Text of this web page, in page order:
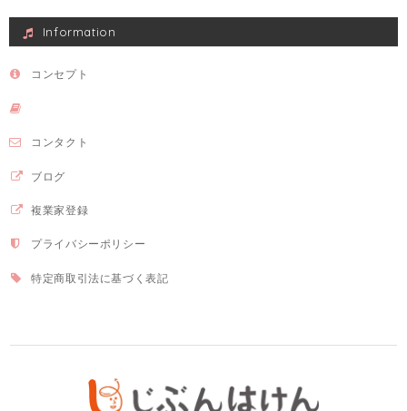
Information
コンセプト
コンタクト
ブログ
複業家登録
プライバシーポリシー
特定商取引法に基づく表記